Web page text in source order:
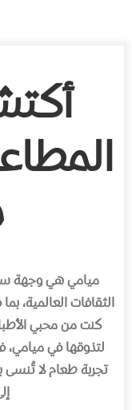
ميامي هي وجهة
الثقافات العالمية،
كنت من محبي
لتذوقها في
تجربة طعام لا تُنسى